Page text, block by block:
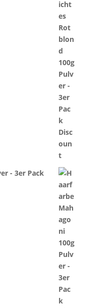
- 3er Pack